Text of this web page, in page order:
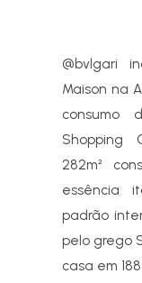
@bvlgari
Maison na
consumo
Shopping
282m²
essência
padrão
pelo grego
casa em